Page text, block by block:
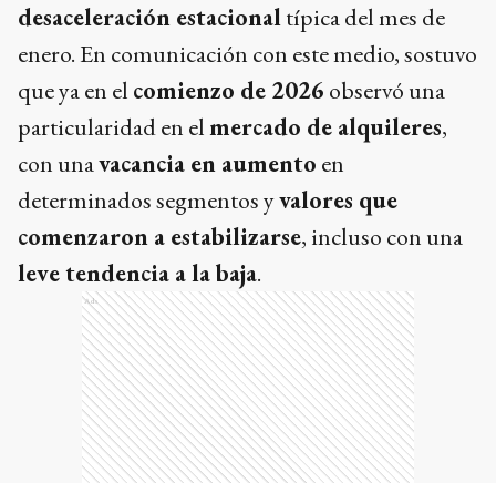
desaceleración estacionaltípica del mes de
enero. En comunicación con este medio, sostuvo
que ya en el comienzo de 2026 observó una
particularidad en elmercado de alquileres,
con unavacancia en aumento en
determinados segmentos yvalores que
comenzaron a estabilizarse, incluso con una
leve tendencia a la baja.
Ads